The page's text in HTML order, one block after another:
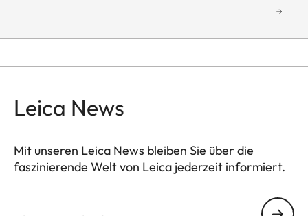
Leica News
Mit unseren Leica News bleiben Sie über die
faszinierende Welt von Leica jederzeit informiert.